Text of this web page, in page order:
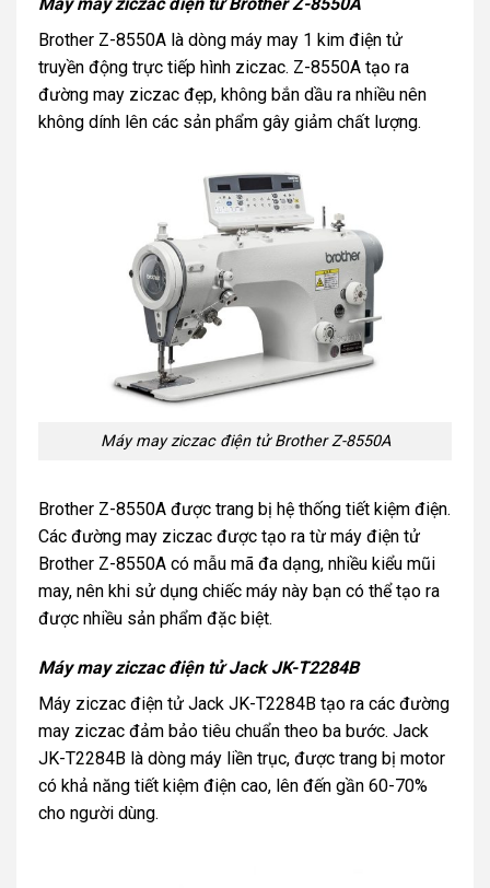
Brother Z-8550A là dòng máy may 1 kim điện tử
truyền động trực tiếp hình ziczac. Z-8550A tạo ra
đường may ziczac đẹp, không bắn dầu ra nhiều nên
không dính lên các sản phẩm gây giảm chất lượng.
Máy may ziczac điện tử Brother Z-8550A
Brother Z-8550A được trang bị hệ thống tiết kiệm điện.
Các đường may ziczac được tạo ra từ máy điện tử
Brother Z-8550A có mẫu mã đa dạng, nhiều kiểu mũi
may, nên khi sử dụng chiếc máy này bạn có thể tạo ra
được nhiều sản phẩm đặc biệt.
Máy may ziczac điện tử Jack JK-T2284B
Máy ziczac điện tử Jack JK-T2284B tạo ra các đường
may ziczac đảm bảo tiêu chuẩn theo ba bước. Jack
JK-T2284B là dòng máy liền trục, được trang bị motor
có khả năng tiết kiệm điện cao, lên đến gần 60-70%
cho người dùng.